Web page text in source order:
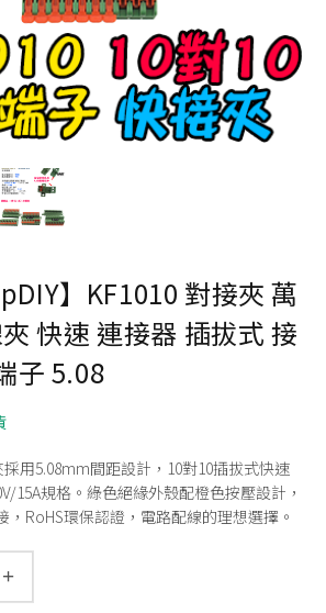
】KF1010 對接夾 萬
快速 連接器 插拔式 接
子 5.08
採用5.08mm間距設計，10對10插拔式快速
15A規格。綠色絕緣外殼配橙色按壓設計，
，RoHS環保認證，電路配線的理想選擇。
+